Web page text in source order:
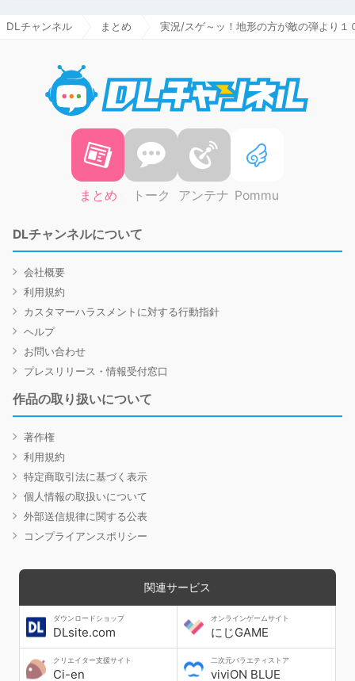
DLチャンネル まとめ 実況/スゲ～ッ！地形の方が敵の弾より
まとめ トーク アンテナ Pommu
DLチャンネルについて
会社概要
利用規約
カスタマーハラスメントに対する行動指針
ヘルプ
お問い合わせ
プレスリリース・情報受付窓口
作品の取り扱いについて
著作権
利用規約
特定商取引法に基づく表示
個人情報の取扱いについて
外部送信規律に関する公表
コンプライアンスポリシー
関連サービス
ダウンロードショップ
DLsite.com
オンラインゲームサイト
にじGAME
クリエイター支援サイト
Ci-en
二次元バラエティストア
viviON BLUE